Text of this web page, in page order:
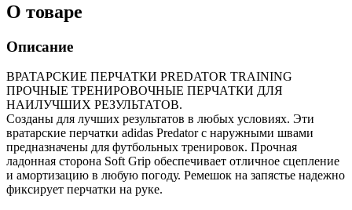
О товаре
Описание
ВРАТАРСКИЕ ПЕРЧАТКИ PREDATOR TRAINING
ПРОЧНЫЕ ТРЕНИРОВОЧНЫЕ ПЕРЧАТКИ ДЛЯ
НАИЛУЧШИХ РЕЗУЛЬТАТОВ.
Созданы для лучших результатов в любых условиях. Эти
вратарские перчатки adidas Predator с наружными швами
предназначены для футбольных тренировок. Прочная
ладонная сторона Soft Grip обеспечивает отличное сцепление
и амортизацию в любую погоду. Ремешок на запястье надежно
фиксирует перчатки на руке.